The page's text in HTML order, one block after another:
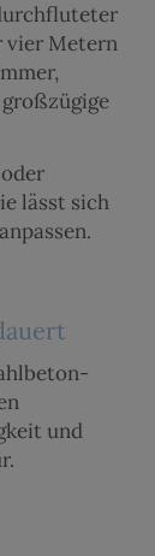
vier Metern
lässt sich
und